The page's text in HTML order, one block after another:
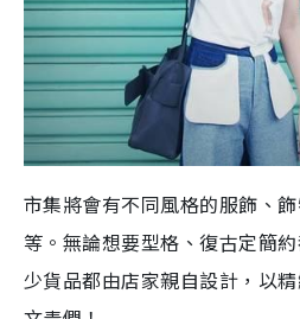
市集將會有不同風格的服飾、
等。無論想要型格、復古定簡
少貨品都由店家親自設計，以